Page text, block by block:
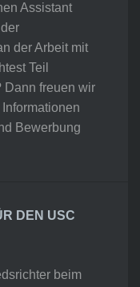
Assistant
der Arbeit mit
Teil
Dann freuen wir
Bewerbung
DEN USC
beim